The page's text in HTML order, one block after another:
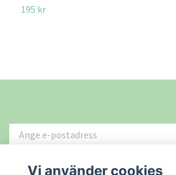
195 kr
Vi använder cookies